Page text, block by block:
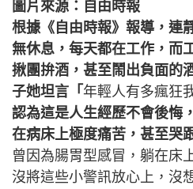
圖片來源：自由時報
根據《自由時報》報導，連
無休息，每天都在工作，而
揪團拚酒，甚至鬧出負面的
子她坦言「 年輕人有多瘋狂
認為這是人生經歷不會後悔
在病床上極度痛苦，甚至哭
曾因為腸胃型感冒，躺在床
沒將這些小警訊放心上，沒